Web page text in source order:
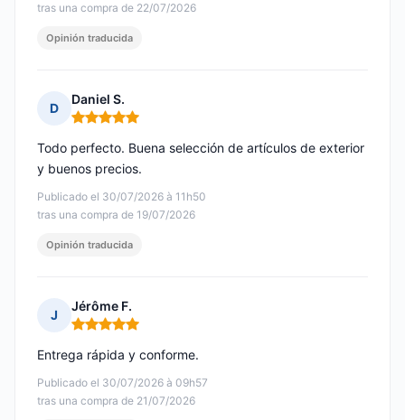
tras una compra de 22/07/2026
Opinión traducida
D
Daniel S.
Nota: 5 de 5
Publicado el 30/07/2026 à 11h50
tras una compra de 19/07/2026
Todo perfecto. Buena selección de artículos de exterior
y buenos precios.
Opinión traducida
J
Jérôme F.
Nota: 5 de 5
Publicado el 30/07/2026 à 09h57
tras una compra de 21/07/2026
Entrega rápida y conforme.